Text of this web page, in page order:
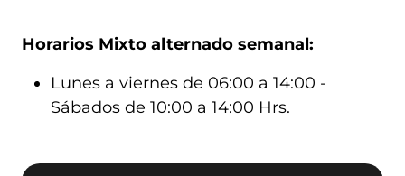
Horarios Mixto alternado semanal:
Lunes a viernes de 06:00 a 14:00 -
Sábados de 10:00 a 14:00 Hrs.